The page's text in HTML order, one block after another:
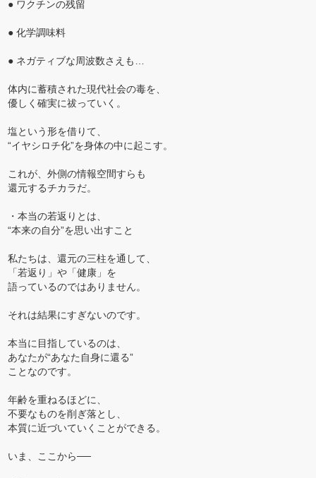
● ワクチンの残留
● 化学調味料
● ネガティブな周波数さえも…
体内に蓄積された現代社会の毒を、
優しく確実に祓っていく。
塩という形を借りて、
“イヤシロチ化”を身体の中に起こす。
これが、外側の情報空間すらも
還元するチカラだ。
・本当の若返りとは、
“本来の自分”を思い出すこと
私たちは、還元の三柱を通して、
「若返り」や「健康」を
語っているのではありません。
それは結果にすぎないのです。
本当に目指しているのは、
あなたが“あなた自身に還る”
ことなのです。
年齢を重ねるほどに、
不要なものを削ぎ落とし、
本質に近づいていくことができる。
いま、ここから──